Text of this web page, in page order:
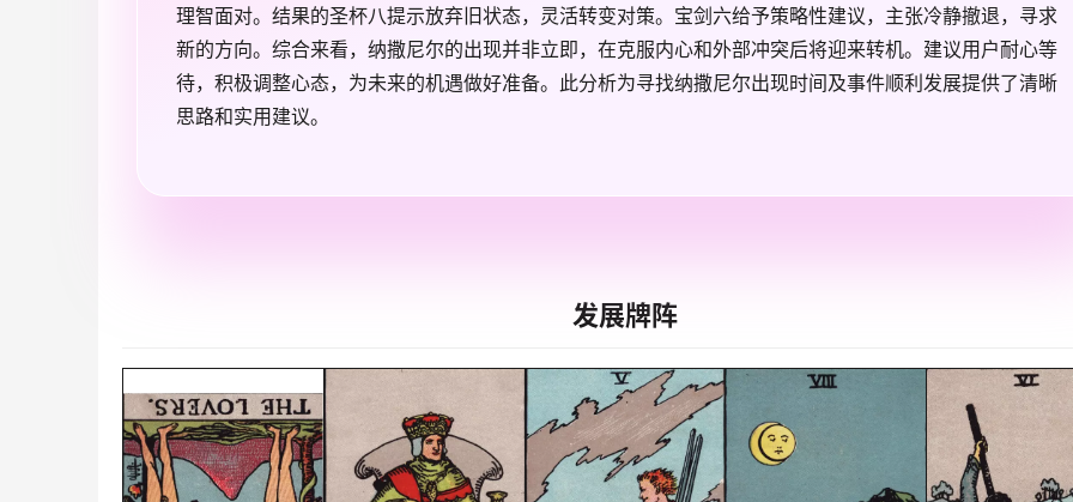
理智面对。结果的圣杯八提示放弃旧状态，灵活转变对策。宝剑六给予策略性建议，主张冷静撤退，寻求
新的方向。综合来看，纳撒尼尔的出现并非立即，在克服内心和外部冲突后将迎来转机。建议用户耐心等
待，积极调整心态，为未来的机遇做好准备。此分析为寻找纳撒尼尔出现时间及事件顺利发展提供了清晰
思路和实用建议。
发展牌阵